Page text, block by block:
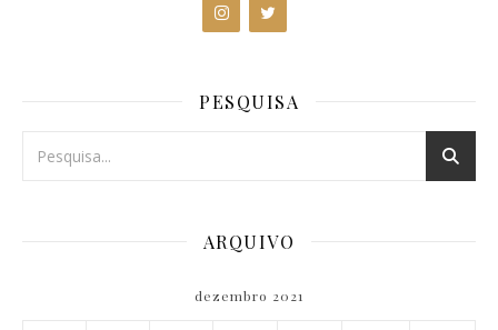
PESQUISA
ARQUIVO
dezembro 2021